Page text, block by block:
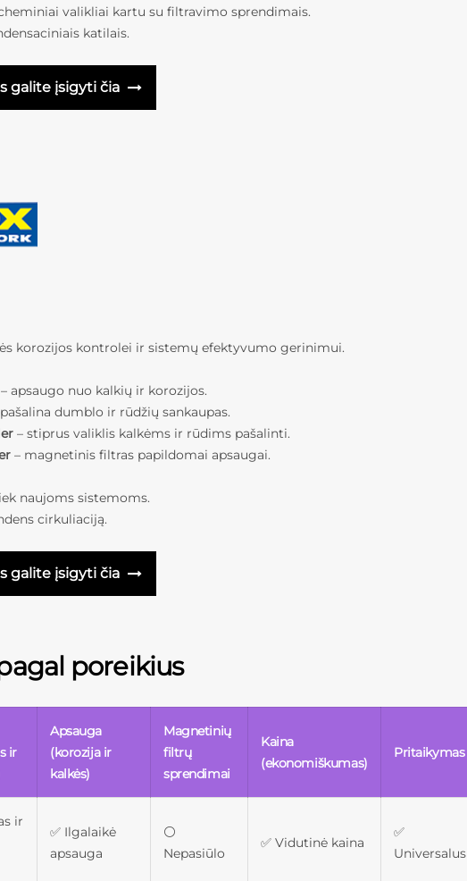
valikliai kartu su filtravimo sprendimais.
katilais.
galite įsigyti čia
korozijos kontrolei ir sistemų efektyvumo gerinimui.
– apsaugo nuo kalkių ir korozijos.
dumblo ir rūdžių sankaupas.
– stiprus valiklis kalkėms ir rūdims pašalinti.
– magnetinis filtras papildomai apsaugai.
naujoms sistemoms.
cirkuliaciją.
galite įsigyti čia
poreikius
ir
Apsauga
(korozija ir
kalkės)
Magnetinių
filtrų
sprendimai
Kaina
(ekonomiškumas)
Pritaikymas
ir
✅ Ilgalaikė
apsauga
⚪
Nepasiūlo
✅ Vidutinė kaina
✅
Universalus